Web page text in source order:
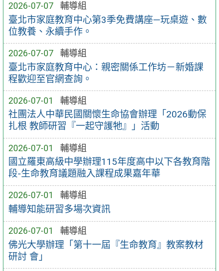
2026-07-07 輔導組
臺北市家庭教育中心第3季免費講座—玩桌遊、數
位教養、永續手作。
2026-07-07 輔導組
臺北市家庭教育中心：親密關係工作坊－新婚課
程歡迎至官網查詢。
2026-07-01 輔導組
社團法人中華民國關懷生命協會辦理「2026動保
扎根 教師研習『一起守護牠』」活動
2026-07-01 輔導組
國立羅東高級中學辦理115年度高中以下各教育階
段-生命教育議題融入課程成果嘉年華
2026-07-01 輔導組
輔導知能研習多場次資訊
2026-07-01 輔導組
佛光大學辦理「第十一屆『生命教育』教案教材
研討 會」